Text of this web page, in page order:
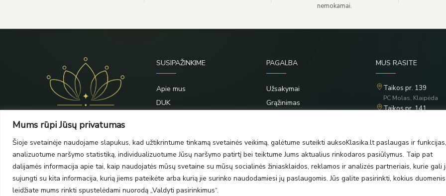
Mums rūpi Jūsų privatumas
Šioje svetainėje naudojame slapukus, kad užtikrintume tinkamą svetainės veikimą, galėtume suteikti auksoKlasika.lt paslaugas ir funkcijas,
analizuotume naršymo statistiką, individualizuotume Jūsų naršymo patirtį bei teiktume Jums aktualius rinkodaros pasiūlymus. Taip pat
dalijamės informacija apie tai, kaip naudojatės mūsų svetaine su mūsų socialinės žiniasklaidos, reklamos ir analizės partneriais, kurie gali
sujungti su kita informacija, kurią jiems pateikėte arba kurią jie surinko naudodamiesi jų paslaugomis. Jūs galite pasirinkti, kokius duomenis
leidžiate mums rinkti spustelėdami nuorodą „Valdyti pasirinkimus“.
nemokamai.
SUSIPAŽINKIME
Apie mus
DUK
Kontaktai
PAGALBA
Užsakymai
Grąžinimas
MUS RASITE
Taikos pr. 139
PC Molas, Klaipėda
Taikos pr. 141
PC Banginis, Klaipėda